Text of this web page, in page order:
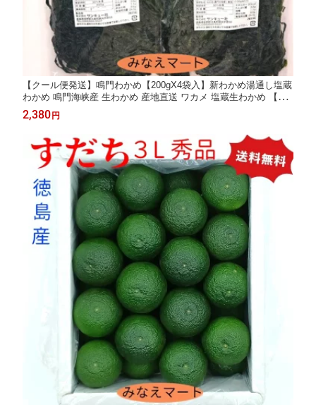
【クール便発送】鳴門わかめ【200gX4袋入】新わかめ湯通し塩蔵
わかめ 鳴門海峡産 生わかめ 産地直送 ワカメ 塩蔵生わかめ 【サ
ンキュー社】
2,380円